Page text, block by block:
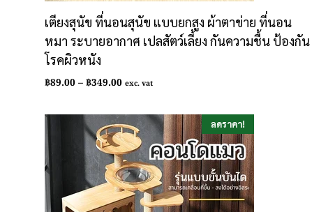
เตียงสุนัข ที่นอนสุนัข แบบยกสูง ผ้าตาข่าย ที่นอน
หมา ระบายอากาศ เปลสัตว์เลี้ยง กันความชื้น ป้องกัน
โรคผิวหนัง
฿89.00–฿349.00Price
through
฿349.00
exc. vat
ลดราคา!